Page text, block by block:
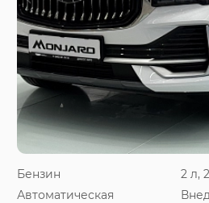
Бензин
2 л,
Автоматическая